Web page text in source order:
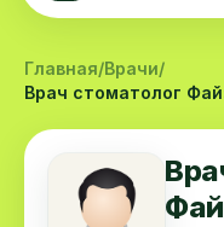
Главная/Врачи/
Врач стоматолог